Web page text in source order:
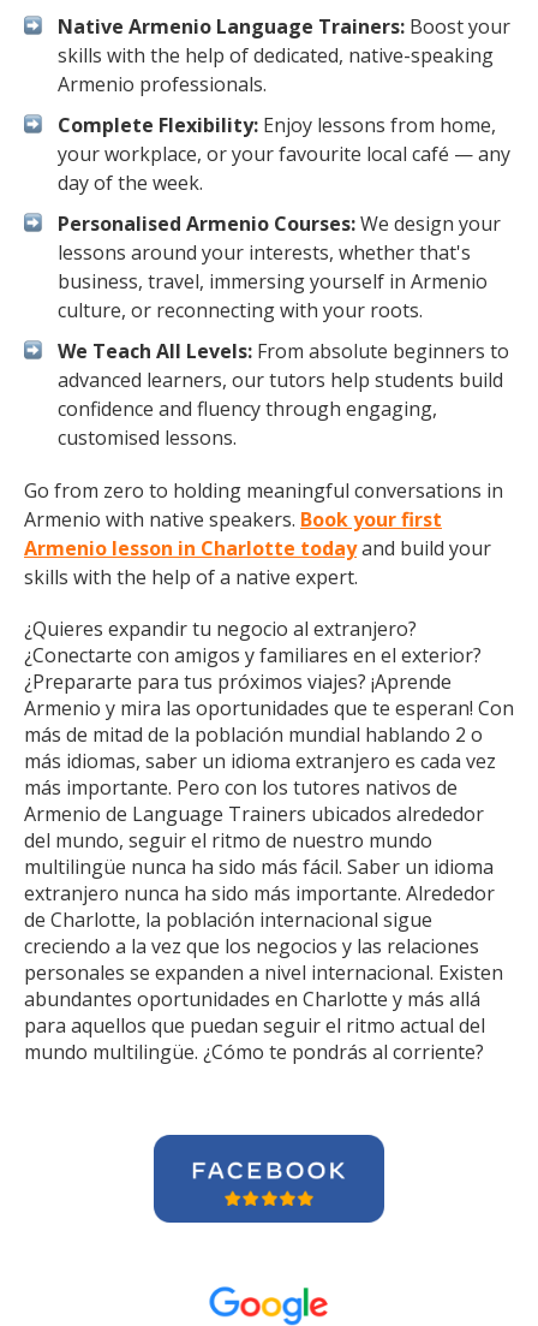
Native Armenio Language Trainers: Boost your
skills with the help of dedicated, native-speaking
Armenio professionals.
Complete Flexibility: Enjoy lessons from home,
your workplace, or your favourite local café — any
day of the week.
Personalised Armenio Courses:We design your
lessons around your interests, whether that's
business, travel, immersing yourself in Armenio
culture, or reconnecting with your roots.
We Teach All Levels: From absolute beginners to
advanced learners, our tutors help students build
confidence and fluency through engaging,
customised lessons.
Go from zero to holding meaningful conversations in
Armenio with native speakers. Book your first
Armenio lesson in Charlotte todayand build your
skills with the help of a native expert.
¿Quieres expandir tu negocio al extranjero?
¿Conectarte con amigos y familiares en el exterior?
¿Prepararte para tus próximos viajes? ¡Aprende
Armenio y mira las oportunidades que te esperan! Con
más de mitad de la población mundial hablando 2 o
más idiomas, saber un idioma extranjero es cada vez
más importante. Pero con los tutores nativos de
Armenio de Language Trainers ubicados alrededor
del mundo, seguir el ritmo de nuestro mundo
multilingüe nunca ha sido más fácil. Saber un idioma
extranjero nunca ha sido más importante. Alrededor
de Charlotte, la población internacional sigue
creciendo a la vez que los negocios y las relaciones
personales se expanden a nivel internacional. Existen
abundantes oportunidades en Charlotte y más allá
para aquellos que puedan seguir el ritmo actual del
mundo multilingüe. ¿Cómo te pondrás al corriente?